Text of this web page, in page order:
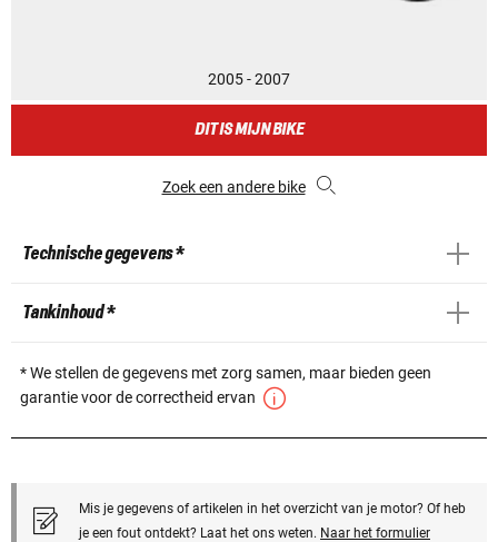
2005 - 2007
DIT IS MIJN BIKE
Zoek een andere bike
Technische gegevens *
Tankinhoud *
* We stellen de gegevens met zorg samen, maar bieden geen
garantie voor de correctheid ervan
Mis je gegevens of artikelen in het overzicht van je motor? Of heb
je een fout ontdekt? Laat het ons weten. Naar het formulier